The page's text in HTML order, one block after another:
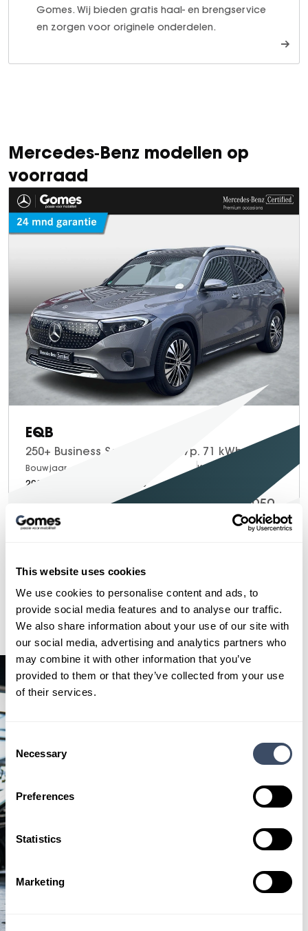
This website uses cookies
We use cookies to personalise content and ads, to
provide social media features and to analyse our traffic.
We also share information about your use of our site with
our social media, advertising and analytics partners who
may combine it with other information that you’ve
provided to them or that they’ve collected from your use
of their services.
Consent
Selection
Necessary
Preferences
Statistics
Marketing
Gomes. Wij bieden gratis haal- en brengservice
en zorgen voor originele onderdelen.
Mercedes‑Benz modellen op
voorraad
EQB
Bouwjaar
2025 Electric
Km-stand
48.950,-
Ontdek de voorraad